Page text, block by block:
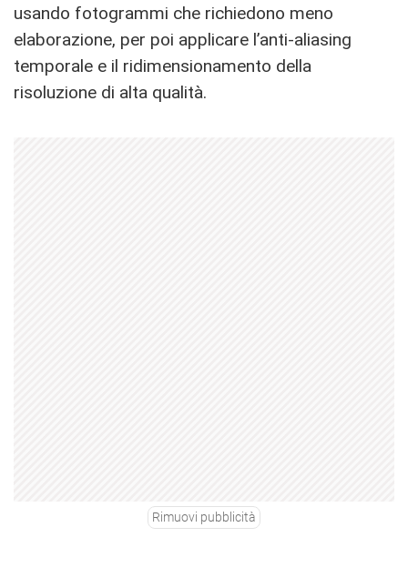
usando fotogrammi che richiedono meno
elaborazione, per poi applicare l’anti-aliasing
temporale e il ridimensionamento della
risoluzione di alta qualità.
Rimuovi pubblicità